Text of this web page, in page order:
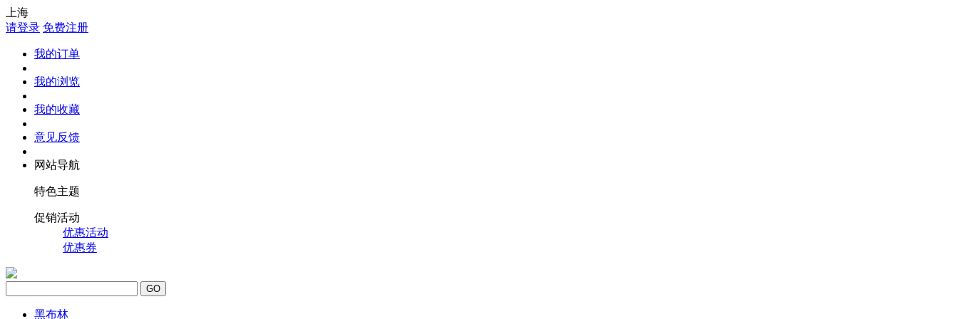
上海
请登录 免费注册
我的订单
我的浏览
我的收藏
意见反馈
网站导航
特色主题
促销活动
优惠活动
优惠券
GO
黑布林